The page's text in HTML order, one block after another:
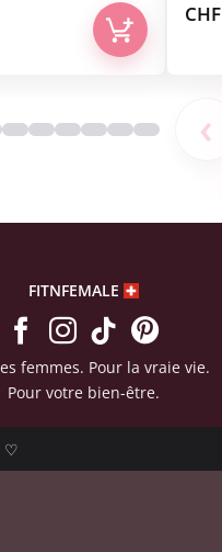
CHF
‹
FITNFEMALE
femmes. Pour la vraie vie.
Pour votre bien-être.
♡